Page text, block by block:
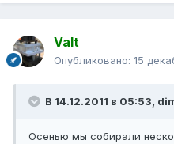
Valt
Опубликовано: 15
В 14.12.2011 в 05:53,
Осенью мы собирали